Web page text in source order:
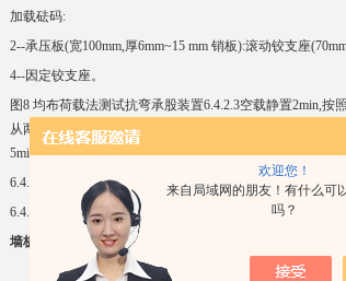
欢迎您！
来自局域网的朋友！有什么可
吗？
加载砝码:
2--承压板(宽100mm,厚6mm~15 mm 销板):滚动铰支座
4--因定铰支座。
图8 均布荷载法测试抗弯承股装置6.4.2.3空载静置2min,
从两向中问均匀加荷,堆长相等,问隙均匀,堆宽与板宽相同
5min。此后,如继续施加荷载,按此分级加荷方式循环直至
6.4.2.6 记取级荷载至第五级加荷(或断裂破坏前一级荷载)
6.4.2.7 试验结果仅适用于所测条板长度尺寸以内的条板。
墙板抗弯破坏荷载试验装置 KWHZ-24